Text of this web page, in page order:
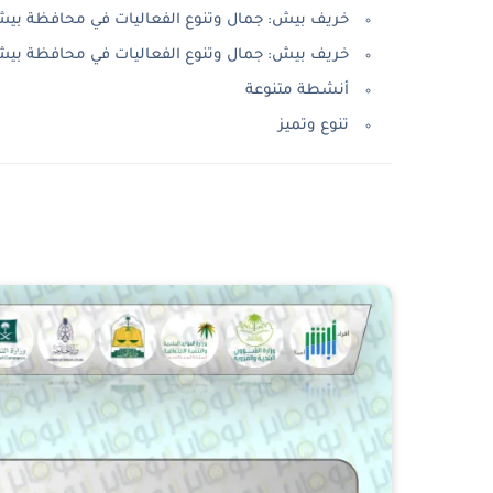
خريف بيش: جمال وتنوع الفعاليات في محافظة
خريف بيش: جمال وتنوع الفعاليات في محافظة
أنشطة متنوعة
تنوع وتميز